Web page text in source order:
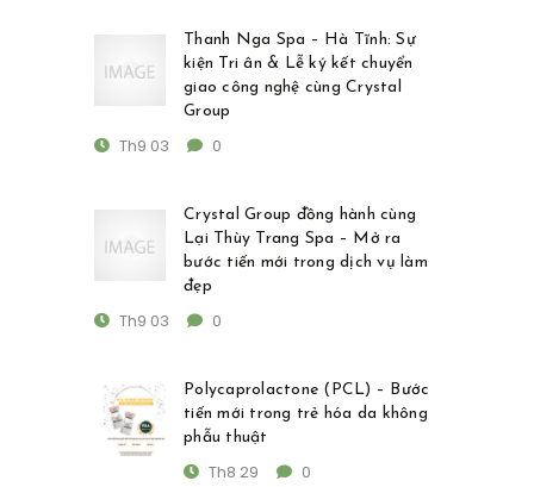
Thanh Nga Spa – Hà Tĩnh: Sự
kiện Tri ân & Lễ ký kết chuyển
giao công nghệ cùng Crystal
Group
Th9 03 0
Crystal Group đồng hành cùng
Lại Thùy Trang Spa – Mở ra
bước tiến mới trong dịch vụ làm
đẹp
Th9 03 0
Polycaprolactone (PCL) – Bước
tiến mới trong trẻ hóa da không
phẫu thuật
Th8 29 0